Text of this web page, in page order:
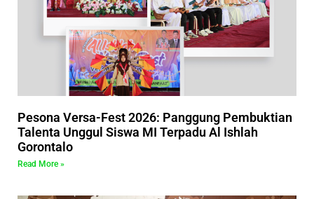
Pesona Versa-Fest 2026: Panggung Pembuktian
Talenta Unggul Siswa MI Terpadu Al Ishlah
Gorontalo
Read More »